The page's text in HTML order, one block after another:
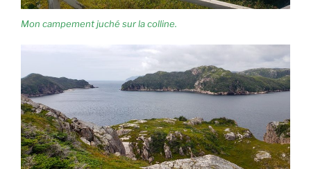
Mon campement juché sur la colline.